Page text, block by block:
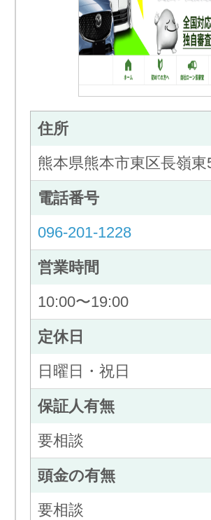
住所
熊本県熊本市東区長嶺東
電話番号
096-201-1228
営業時間
10:00〜19:00
定休日
日曜日・祝日
保証人有無
要相談
頭金の有無
要相談